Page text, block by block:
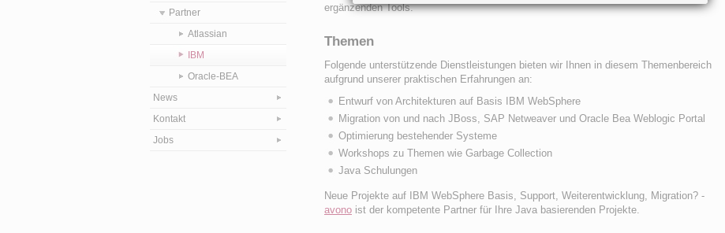
Partner
Atlassian
IBM
Oracle-BEA
News
Kontakt
Jobs
ergänzenden Tools.
Themen
Folgende unterstützende Dienstleistungen bieten wir Ihnen in diesem Themenbereich
aufgrund unserer praktischen Erfahrungen an:
Entwurf von Architekturen auf Basis IBM WebSphere
Migration von und nach JBoss, SAP Netweaver und Oracle Bea Weblogic Portal
Optimierung bestehender Systeme
Workshops zu Themen wie Garbage Collection
Java Schulungen
Neue Projekte auf IBM WebSphere Basis, Support, Weiterentwicklung, Migration? -
avono ist der kompetente Partner für Ihre Java basierenden Projekte.